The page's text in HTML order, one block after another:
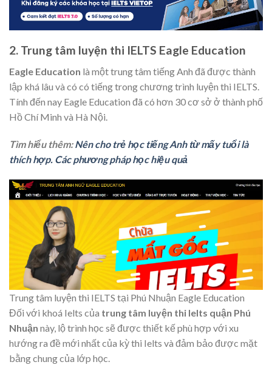
2. Trung tâm luyện thi IELTS Eagle Education
Eagle Education là một trung tâm tiếng Anh đã được thành
lập khá lâu và có có tiếng trong chương trình luyện thi IELTS.
Tính đến nay Eagle Education đã có hơn 30 cơ sở ở thành phố
Hồ Chí Minh và Hà Nội.
Tìm hiểu thêm:Nên cho trẻ học tiếng Anh từ mấy tuổi là
thích hợp. Các phương pháp học hiệu quả
Trung tâm luyện thi IELTS tại Phú Nhuận Eagle Education
Đối với khoá Ielts của trung tâm luyện thi Ielts quận Phú
Nhuận này, lộ trình học sẽ được thiết kế phù hợp với xu
hướng ra đề mới nhất của kỳ thi Ielts và đảm bảo được mặt
bằng chung của lớp học.